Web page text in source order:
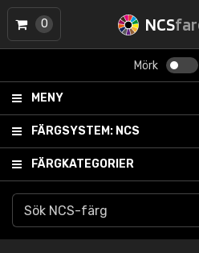
NCS
Mörk
MENY
FÄRGSYSTEM: NCS
FÄRGKATEGORIER
0